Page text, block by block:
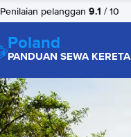
Penilaian pelanggan 9.1 / 10
Poland
PANDUAN SEWA KERETA